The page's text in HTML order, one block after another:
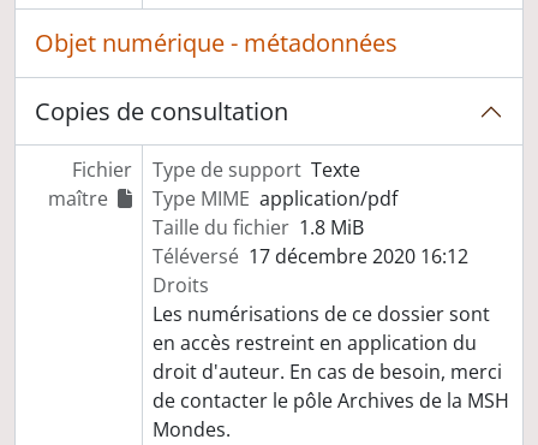
Objet numérique - métadonnées
Copies de consultation
Fichier
maître
Type de support Texte
Type MIME application/pdf
Taille du fichier 1.8 MiB
Téléversé 17 décembre 2020 16:12
Droits
Les numérisations de ce dossier sont
en accès restreint en application du
droit d'auteur. En cas de besoin, merci
de contacter le pôle Archives de la MSH
Mondes.